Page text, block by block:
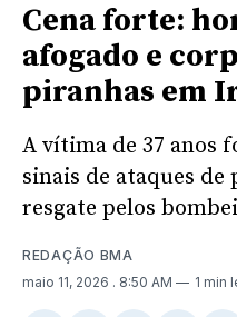
Cena forte:
afogado e
piranhas em
A vítima de 37 anos
sinais de ataques
resgate pelos
REDAÇÃO BMA
maio 11, 2026 . 8:50 AM 1 min